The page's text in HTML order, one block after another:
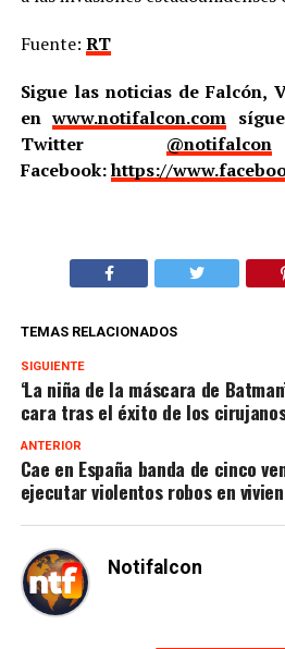
Fuente: RT
Sigue las noticias de Falcón,
enwww.notifalcon.com
Twitter @notifalcon
Facebook:https://
TEMAS RELACIONADOS
SIGUIENTE
‘La niña de la máscara de
cara tras el éxito de los
ANTERIOR
Cae en España banda de cinco
ejecutar violentos robos en
Notifalcon